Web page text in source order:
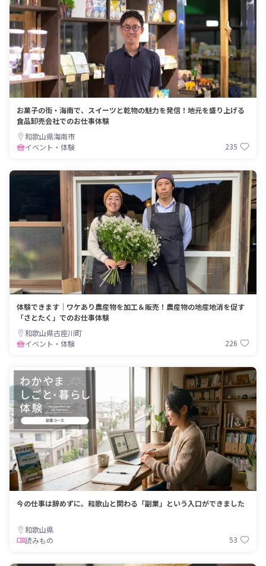
お菓子の街・海南で、スイーツと乾物の魅力を発信！地元を盛り上げる
食品卸売会社でのお仕事体験
和歌山県海南市
イベント・体験
235
体験できます｜ワケあり農産物を加工＆販売！農産物の地産地消を促す
「さとたく」でのお仕事体験
和歌山県古座川町
イベント・体験
226
今の仕事は辞めずに。和歌山と関わる「副業」という入口ができました
和歌山県
読みもの
53